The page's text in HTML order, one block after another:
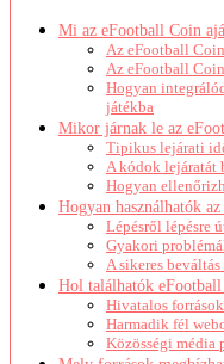
Mi az eFootball Coin
Az eFootball
Az eFootball
Hogyan
játékba
Mikor járnak le az
Tipikus lejárati
A kódok lejáratát
Hogyan
Hogyan használhatók
Lépésről lépésre
Gyakori
A sikeres
Hol találhatók
Hivatalos
Harmadik fél
Közösségi média